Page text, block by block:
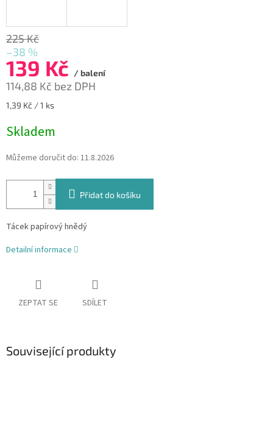
225 Kč
–38 %
139 Kč / balení
114,88 Kč bez DPH
Měrná
1,39 Kč / 1 ks
Skladem
Můžeme doručit do: 11.8.2026
Přidat do košíku
Tácek papírový hnědý
Detailní informace
ZEPTAT SE SDÍLET
Související produkty